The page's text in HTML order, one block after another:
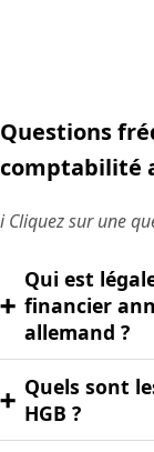
Questions
comptabilité
ℹ️ Cliquez sur une
➕
Qui est
financier
allemand ?
➕ Quels sont
HGB ?